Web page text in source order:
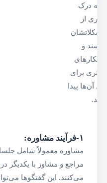
تا به درک
بهتری از
مشکلاتشان
برسند و
راهکارهای
موثری برای
حل آن‌ها پیدا
کنند.
۱-فرآیند مشاوره :
مشاوره معمولاً شامل
مراجع و مشاور با یکدیگر
می‌کنند. این گفتگوها